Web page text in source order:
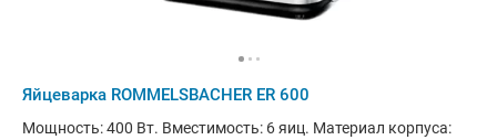
Яйцеварка ROMMELSBACHER ER 600
Мощность: 400 Вт. Вместимость: 6 яиц. Материал корпуса: